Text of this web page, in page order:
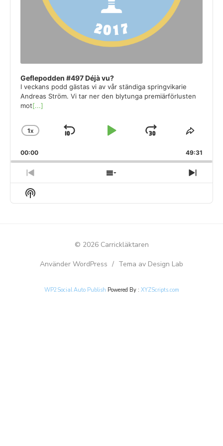
Geflepodden #497 Déjà vu?
I veckans podd gästas vi av vår ständiga springvikarie
Andreas Ström. Vi tar ner den blytunga premiärförlusten
mot[...]
CHANGE
RATE
1X
SKIP
PLAY JUMP
FORWARD
SHARE
00:00 49:31
PREVIOUS
EPISODE
SHOW
EPISODES
NEXT
Show
Podcast
© 2026 Carrickläktaren
Använder WordPress / Tema av Design Lab
WP2Social Auto Publish Powered By : XYZScripts.com